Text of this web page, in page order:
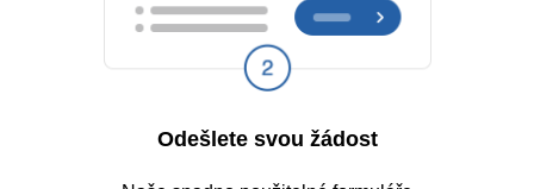
Odešlete svou žádost